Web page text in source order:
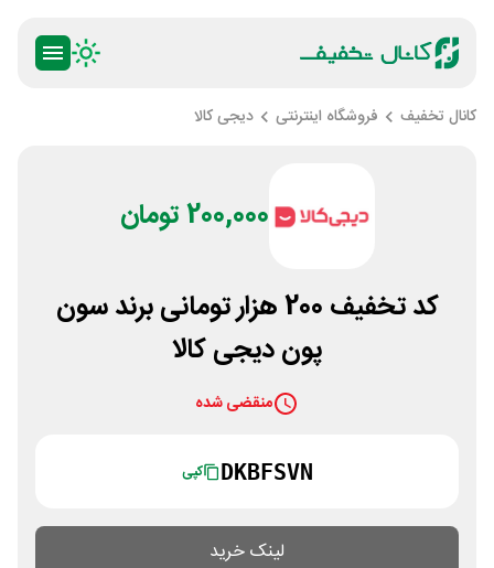
کانال تخفیف فروشگاه اینترنتی دیجی کالا
200,000 تومان
کد تخفیف 200 هزار تومانی برند سون
پون دیجی کالا
منقضی شده
DKBFSVN کپی
لینک خرید